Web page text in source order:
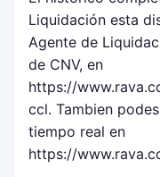
Liquidación esta
Agente de
de CNV, en
https://
ccl. Tambien
tiempo real en
https://